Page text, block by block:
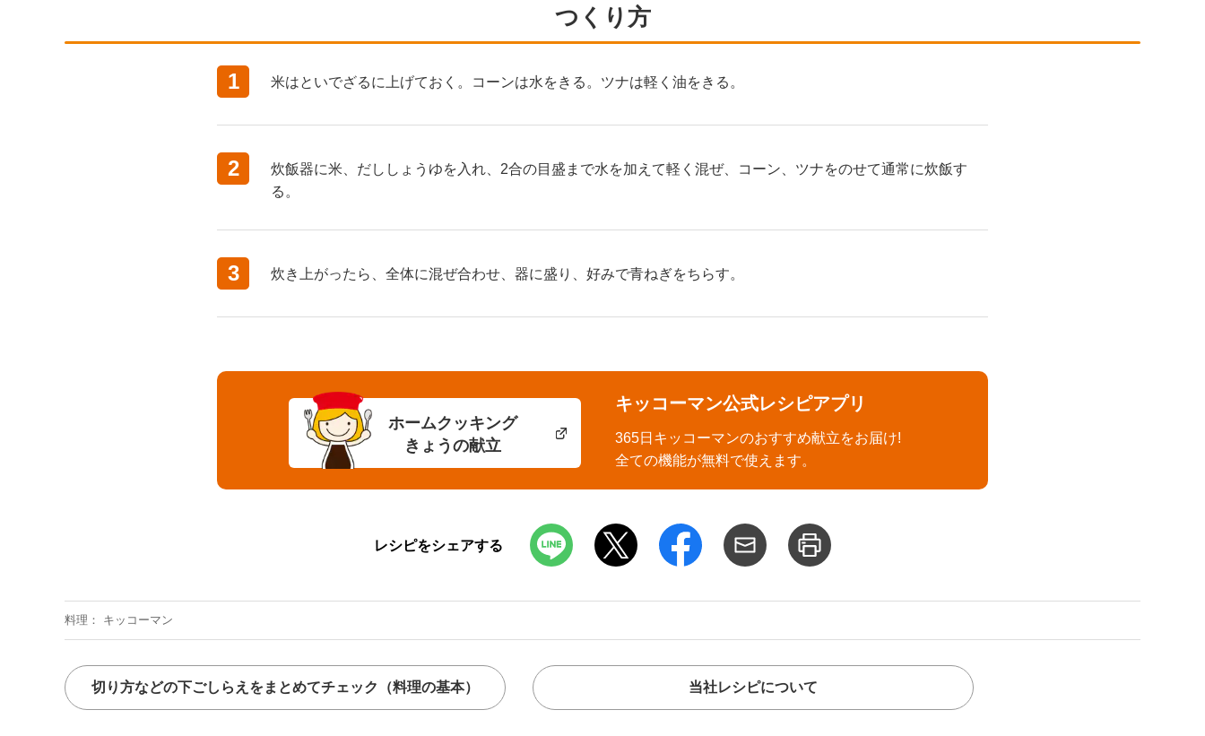
つくり方
1 米はといでざるに上げておく。コーンは水をきる。ツナは軽く油をきる。
2
炊飯器に米、だししょうゆを入れ、2合の目盛まで水を加えて軽く混ぜ、コーン、ツナをのせて通常に炊飯す
る。
3 炊き上がったら、全体に混ぜ合わせ、器に盛り、好みで青ねぎをちらす。
ホームクッキング
きょうの献立
キッコーマン公式レシピアプリ
365日キッコーマンのおすすめ献立をお届け!
全ての機能が無料で使えます。
レシピをシェアする
料理 キッコーマン
切り方などの下ごしらえをまとめてチェック （料理の基本） 当社レシピについて